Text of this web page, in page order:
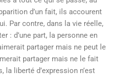
d’un fait, ils accourent
Par contre, dans la vie réelle,
: d’une part, la personne en
partager mais ne peut le
partager mais ne le fait
la liberté d’expression n’est